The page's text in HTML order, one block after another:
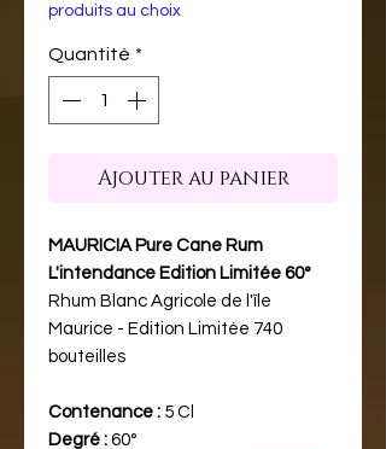
produits au choix
Quantité *
Ajouter au panier
MAURICIA Pure Cane Rum
L'intendance Edition Limitée 60°
Rhum Blanc Agricole de l'île
Maurice - Edition Limitée 740
bouteilles
Contenance : 5 Cl
Degré : 60°